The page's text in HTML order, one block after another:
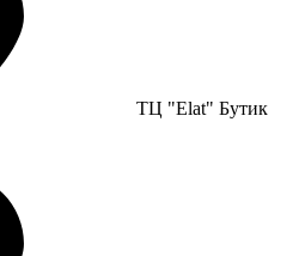
ТЦ "Elat" Бутик